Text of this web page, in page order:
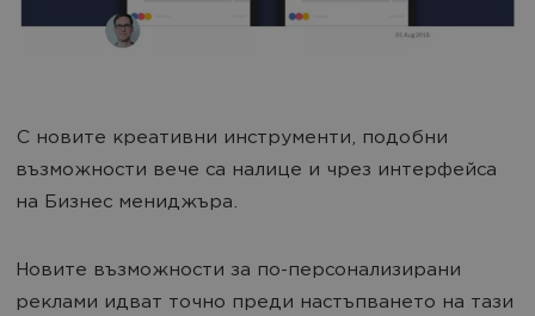
С новите креативни инструменти, подобни
възможности вече са налице и чрез интерфейса
на Бизнес мениджъра.
Новите възможности за по-персонализирани
реклами идват точно преди настъпването на тази